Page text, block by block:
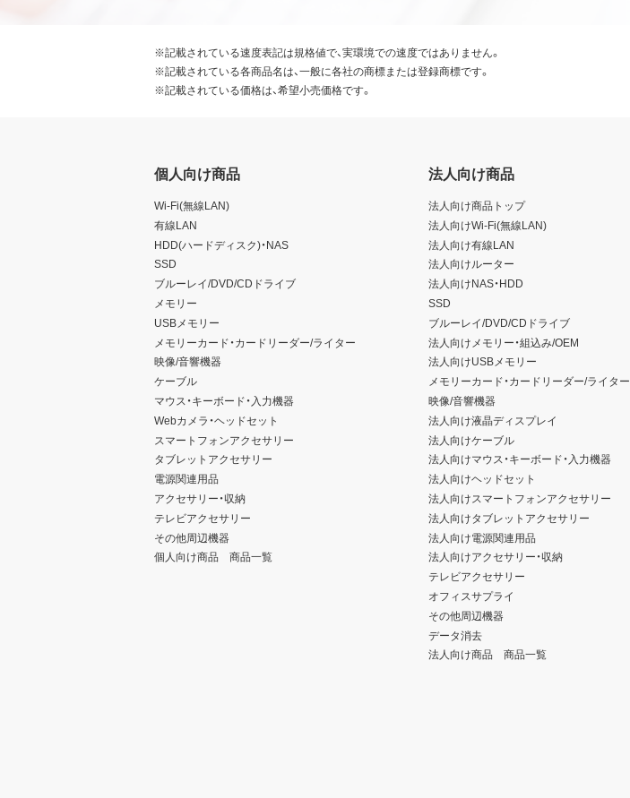
※記載されている速度表記は規格値で、実環境での速度ではありません。
※記載されている各商品名は、一般に各社の商標または登録商標です。
※記載されている価格は、希望小売価格です。
個人向け商品
Wi-Fi(無線LAN)
有線LAN
HDD(ハードディスク)・NAS
SSD
ブルーレイ/DVD/CDドライブ
メモリー
USBメモリー
メモリーカード・カードリーダー/ライター
映像/音響機器
ケーブル
マウス・キーボード・入力機器
Webカメラ・ヘッドセット
スマートフォンアクセサリー
タブレットアクセサリー
電源関連用品
アクセサリー・収納
テレビアクセサリー
その他周辺機器
個人向け商品 商品一覧
法人向け商品
法人向け商品トップ
法人向けWi-Fi(無線LAN)
法人向け有線LAN
法人向けルーター
法人向けNAS・HDD
SSD
ブルーレイ/DVD/CDドライブ
法人向けメモリー・組込み/OEM
法人向けUSBメモリー
メモリーカード・カードリーダー/ライター
映像/音響機器
法人向け液晶ディスプレイ
法人向けケーブル
法人向けマウス・キーボード・入力機器
法人向けヘッドセット
法人向けスマートフォンアクセサリー
法人向けタブレットアクセサリー
法人向け電源関連用品
法人向けアクセサリー・収納
テレビアクセサリー
オフィスサプライ
その他周辺機器
データ消去
法人向け商品 商品一覧